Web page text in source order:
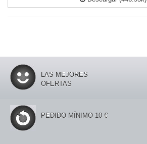
LAS MEJORES
OFERTAS
PEDIDO MÍNIMO 10 €